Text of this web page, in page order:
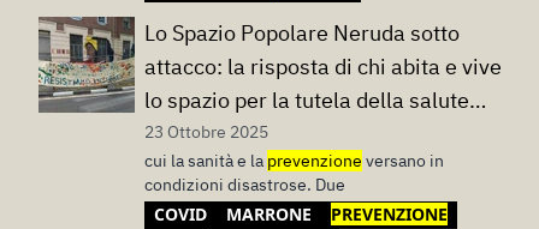
Lo Spazio Popolare Neruda sotto
attacco: la risposta di chi abita e vive
lo spazio per la tutela della salute
collettiva
23 Ottobre 2025
cui la sanità e la prevenzione versano in
condizioni disastrose. Due
COVID MARRONE
PREVENZIONE